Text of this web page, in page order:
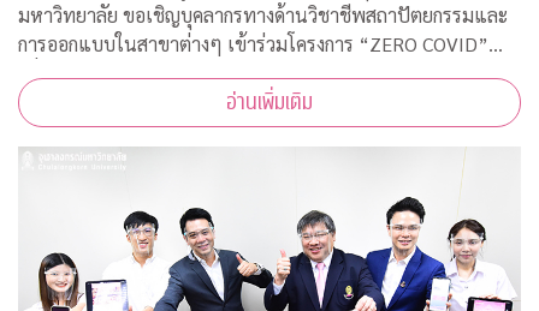
มหาวิทยาลัย ขอเชิญบุคลากรทางด้านวิชาชีพสถาปัตยกรรมและ
การออกแบบในสาขาต่างๆ เข้าร่วมโครงการ “ZERO COVID”
เพื่อให้ความช่วยเหลือด้านการออกแบบแก่โรงพยาบาลของรัฐ
พร้อมคำแนะนำการออกแบบสถานที่รองรับผู้ป่วยจากเชื้อ
อ่านเพิ่มเติม